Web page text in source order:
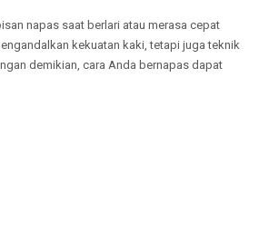
napas saat berlari atau merasa cepat
kekuatan kaki, tetapi juga teknik
demikian, cara Anda bernapas dapat